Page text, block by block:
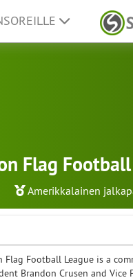
Flag
Amerikkalainen
Flag Football League is a
Brandon Crusen and